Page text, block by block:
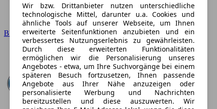
BMW
Wir bzw. Drittanbieter nutzen unterschiedliche
technologische Mittel, darunter u.a. Cookies und
ähnliche Tools auf unserer Webseite, um Ihnen
erweiterte Seitenfunktionen anzubieten und ein
verbessertes Nutzungserlebnis zu gewährleisten.
Durch diese erweiterten Funktionalitäten
ermöglichen wir die Personalisierung unseres
Angebotes - etwa, um Ihre Suchvorgänge bei einem
späteren Besuch fortzusetzen, Ihnen passende
Angebote aus Ihrer Nähe anzuzeigen oder
personalisierte Werbung und Nachrichten
bereitzustellen und diese auszuwerten. Wir